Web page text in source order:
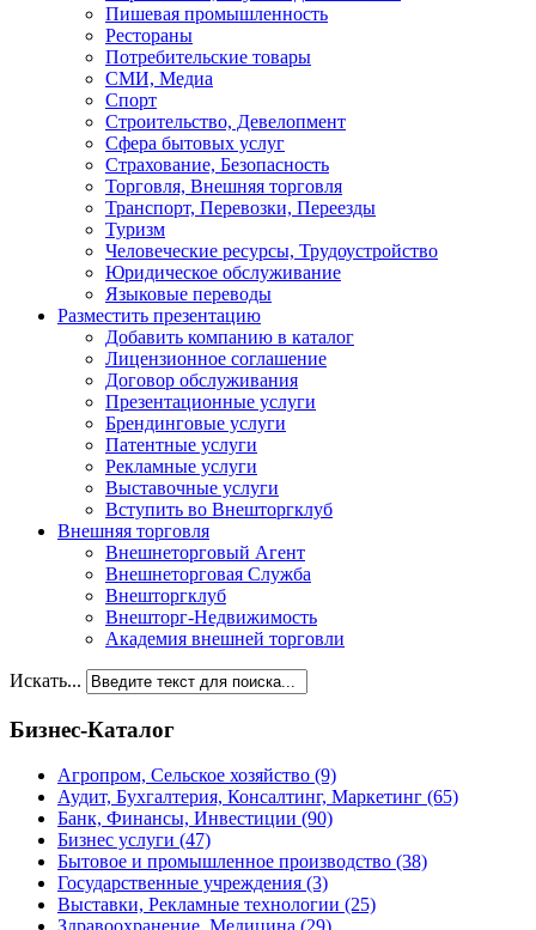
Пишевая промышленность
Рестораны
Потребительские товары
СМИ, Медиа
Спорт
Строительство, Девелопмент
Сфера бытовых услуг
Страхование, Безопасность
Торговля, Внешняя торговля
Транспорт, Перевозки, Переезды
Туризм
Человеческие ресурсы, Трудоустройство
Юридическое обслуживание
Языковые переводы
Разместить презентацию
Добавить компанию в каталог
Лицензионное соглашение
Договор обслуживания
Презентационные услуги
Брендинговые услуги
Патентные услуги
Рекламные услуги
Выставочные услуги
Вступить во Внешторгклуб
Внешняя торговля
Внешнеторговый Агент
Внешнеторговая Служба
Внешторгклуб
Внешторг-Недвижимость
Академия внешней торговли
Искать...
Бизнес-Каталог
Агропром, Сельское хозяйство (9)
Аудит, Бухгалтерия, Консалтинг, Маркетинг (65)
Банк, Финансы, Инвестиции (90)
Бизнес услуги (47)
Бытовое и промышленное производство (38)
Государственные учреждения (3)
Выставки, Рекламные технологии (25)